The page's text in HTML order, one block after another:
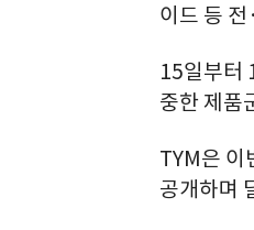
이드 등
15일부터
중한 제품
TYM은
공개하며